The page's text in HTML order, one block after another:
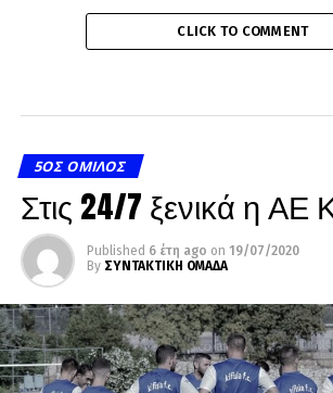
CLICK TO COMMENT
5ΟΣ ΌΜΙΛΟΣ
Στις 24/7 ξενικά η ΑΕ
Published 6 έτη ago on 19/07/2020
By ΣΥΝΤΑΚΤΙΚΗ ΟΜΑΔΑ